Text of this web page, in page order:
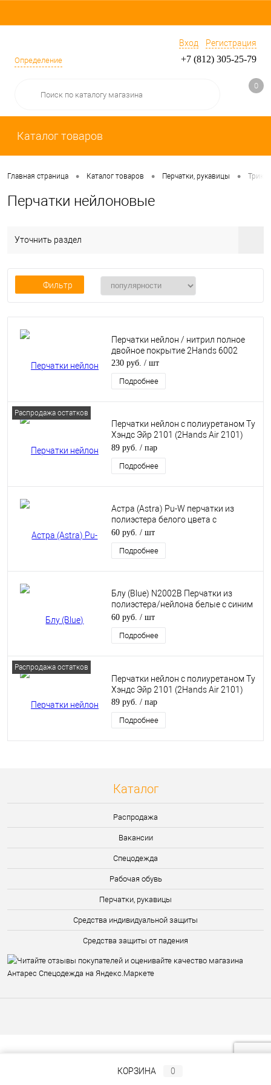
Определение
Вход Регистрация
+7 (812) 305-25-79
0
Каталог товаров
Главная страница • Каталог товаров • Перчатки, рукавицы •
Перчатки нейлоновые
Уточнить раздел
Фильтр
Перчатки нейлон / нитрил полное
двойное покрытие 2Hands 6002
230 руб. / шт
Подробнее
Распродажа остатков
Перчатки нейлон с полиуретаном Ту
Хэндс Эйр 2101 (2Hands Air 2101)
черные
89 руб. / пар
Подробнее
Астра (Astra) Pu-W перчатки из
полиэстера белого цвета с
полиуретановым покрытием
60 руб. / шт
Подробнее
Блу (Blue) N2002B Перчатки из
полиэстера/нейлона белые с синим
нитриловым покрытием
60 руб. / шт
Подробнее
Распродажа остатков
Перчатки нейлон с полиуретаном Ту
Хэндс Эйр 2101 (2Hands Air 2101)
89 руб. / пар
Подробнее
Каталог
Распродажа
Вакансии
Спецодежда
Рабочая обувь
Перчатки, рукавицы
Средства индивидуальной защиты
Средства защиты от падения
КОРЗИНА 0